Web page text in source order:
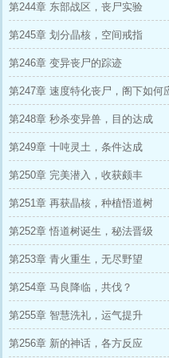
第244章 东部战区，丧尸实验
第245章 划分晶核，空间戒指
第246章 变异丧尸的踪迹
第247章 速度特化丧尸，阁下如何
第248章 秒杀变异兽，目的达成
第249章 十吨灵土，条件达成
第250章 完美潜入，收获颇丰
第251章 再获晶核，种植悟道树
第252章 悟道树诞生，秘法晋级
第253章 青火重生，无尽野望
第254章 马良降临，共伐？
第255章 智慧洗礼，运气提升
第256章 新的神话，各方反应